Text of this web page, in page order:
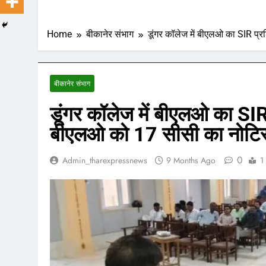
Home बीकानेर संभाग डूंगर कॉलेज में बीएलओ का SIR
बीकानेर संभाग
डूंगर कॉलेज में बीएलओ का SIR
बीएलओ को 17 सीसी का
Admin_tharexpressnews 9 Months Ago 0